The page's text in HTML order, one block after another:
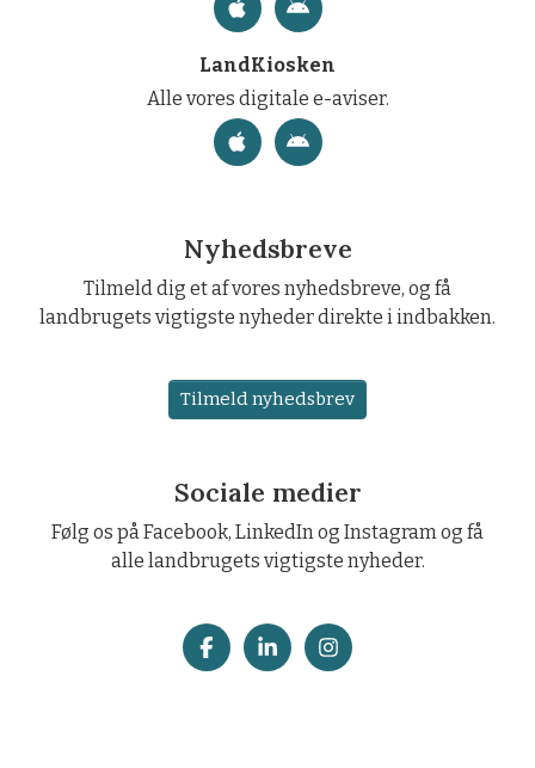
LandKiosken
Alle vores digitale e-aviser.
Nyhedsbreve
Tilmeld dig et af vores nyhedsbreve, og få
landbrugets vigtigste nyheder direkte i indbakken.
Tilmeld nyhedsbrev
Sociale medier
Følg os på Facebook, LinkedIn og Instagram og få
alle landbrugets vigtigste nyheder.